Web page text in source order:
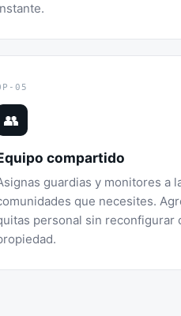
05
👥
compartido
guardias y monitores a
que necesites.
personal sin reconfigurar